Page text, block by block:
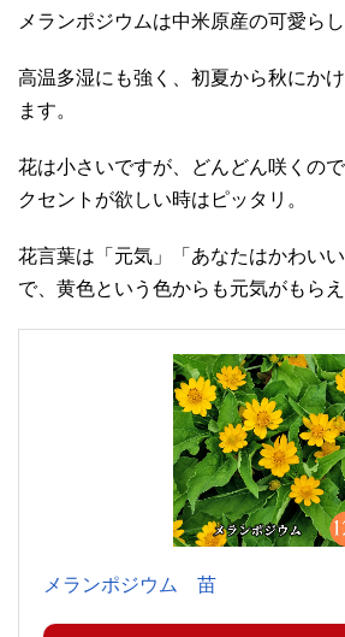
メランポジウムは中米原産の可愛ら
高温多湿にも強く、初夏から秋にか
ます。
花は小さいですが、どんどん咲くの
クセントが欲しい時はピッタリ。
花言葉は「元気」「あなたはかわいい
で、黄色という色からも元気がもらえ
メランポジウム 苗